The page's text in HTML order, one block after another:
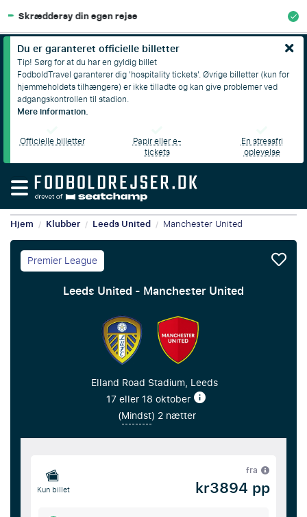
100% Økonomisk beskyttelse
Du er garanteret officielle billetter
Tip! Sørg for at du har en gyldig billet
FodboldTravel garanterer dig 'hospitality tickets'. Øvrige billetter (kun for
hjemmeholdets tilhængere) er ikke tilladte og kan give problemer ved
adgangskontrollen til stadion.
Mere information.
Officielle billetter
Papir eller e-
tickets
En stressfri
oplevelse
Hjem / Klubber / Leeds United / Manchester United
Premier League
Leeds United - Manchester United
Elland Road Stadium, Leeds
17 eller 18 oktober
(Mindst) 2 nætter
Kun billet
fra
kr3894 pp